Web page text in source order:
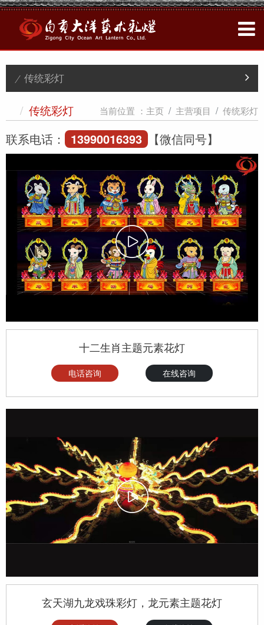
/ 传统彩灯
/ 传统彩灯 当前位置 ： 主页 主营项目 传统彩灯
联系电话： 13990016393 【微信同号】
十二生肖主题元素花灯
电话咨询 在线咨询
玄天湖九龙戏珠彩灯，龙元素主题花灯